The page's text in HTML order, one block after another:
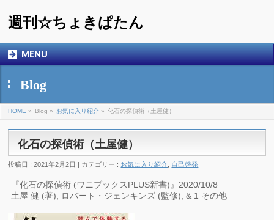
週刊☆ちょきぱたん
MENU
Blog
HOME » Blog » お気に入り紹介 » 化石の探偵術（土屋健）
化石の探偵術（土屋健）
投稿日 : 2021年2月2日 | カテゴリー : お気に入り紹介 自己啓発
『化石の探偵術 (ワニブックスPLUS新書)』2020/10/8
土屋 健 (著), ロバート・ジェンキンズ (監修), & 1 その他